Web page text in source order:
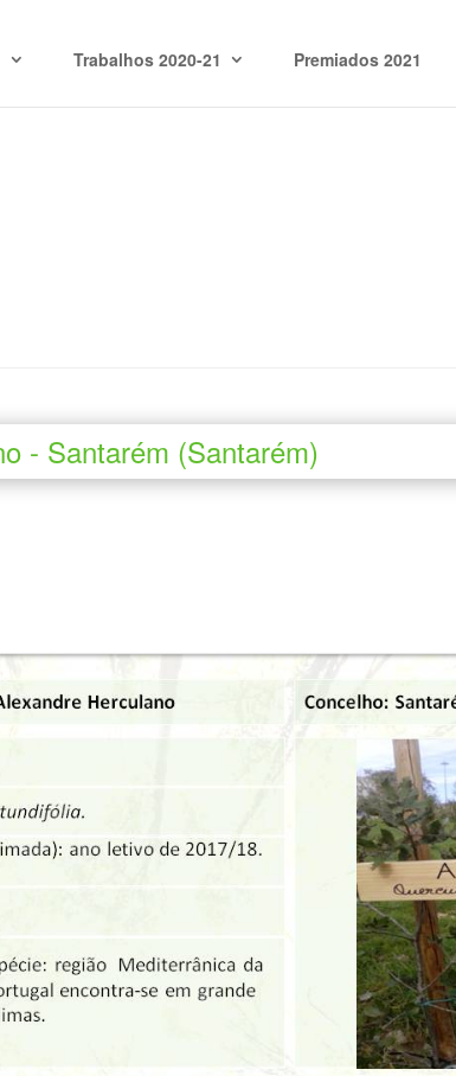
Trabalhos 2020-21 Premiados 2021
- Santarém (Santarém)